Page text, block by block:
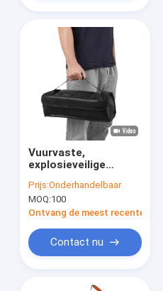
Certificaten en
belangrijke papieren
Vuurvaste,
explosieveilige
voor
lithiumbatterijen in
elektrische
Opbergtasje dat
bestand is tegen
Prijs:Onderhandelbaar
MOQ:100
Ontvang de meest recente
Contact nu